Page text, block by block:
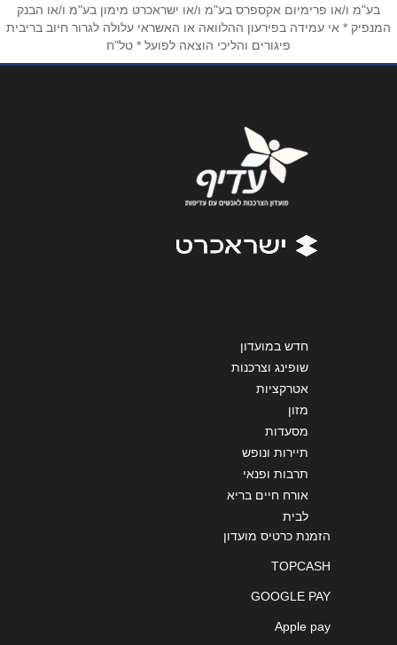
*
אנא חזרו אלי בקשר ל...
בע"מ ו/או פרימיום אקספרס בע"מ ו/או ישראכרט מימון בע"מ ו/או הבנק
המנפיק * אי עמידה בפירעון ההלוואה או האשראי עלולה לגרור חיוב בריבית
פיגורים והליכי הוצאה לפועל * טל"ח
חדש במועדון
שופינג וצרכנות
אטרקציות
מזון
מסעדות
תיירות ונופש
תרבות ופנאי
אורח חיים בריא
לבית
הזמנת כרטיס מועדון
TOPCASH
GOOGLE PAY
Apple pay